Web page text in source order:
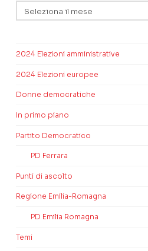
2024 Elezioni amministrative
2024 Elezioni europee
Donne democratiche
In primo piano
Partito Democratico
PD Ferrara
Punti di ascolto
Regione Emilia-Romagna
PD Emilia Romagna
Temi